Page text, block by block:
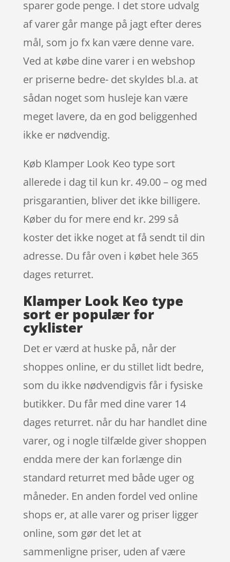
sparer gode penge. I det store udvalg
af varer går mange på jagt efter deres
mål, som jo fx kan være denne vare.
Ved at købe dine varer i en webshop
er priserne bedre- det skyldes bl.a. at
sådan noget som husleje kan være
meget lavere, da en god beliggenhed
ikke er nødvendig.
Køb Klamper Look Keo type sort
allerede i dag til kun kr. 49.00 – og med
prisgarantien, bliver det ikke billigere.
Køber du for mere end kr. 299 så
koster det ikke noget at få sendt til din
adresse. Du får oven i købet hele 365
dages returret.
Klamper Look Keo type
sort er populær for
cyklister
Det er værd at huske på, når der
shoppes online, er du stillet lidt bedre,
som du ikke nødvendigvis får i fysiske
butikker. Du får med dine varer 14
dages returret. når du har handlet dine
varer, og i nogle tilfælde giver shoppen
endda mere der kan forlænge din
standard returret med både uger og
måneder. En anden fordel ved online
shops er, at alle varer og priser ligger
online, som gør det let at
sammenligne priser, uden af være